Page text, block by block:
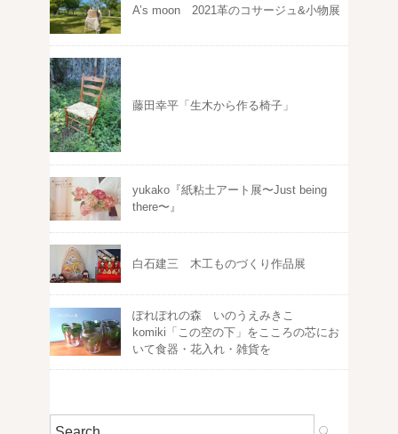
A’s moon 2021革のコサージュ&小物展
藤田幸平「生木から作る椅子」
yukako『紙粘土アート展〜Just being
there〜』
白石建三 木工ものづくり作品展
ぽれぽれの森 いのうえみきこ
komiki「この空の下」をこころの芯にお
いて食器・花入れ・雑貨を